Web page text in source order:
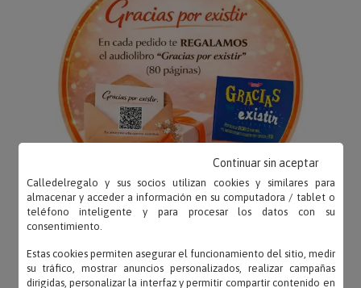
Calledelregalo y sus socios utilizan cookies y similares para
almacenar y acceder a información en su computadora / tablet o
teléfono inteligente y para procesar los datos con su
consentimiento.
Estas cookies permiten asegurar el funcionamiento del sitio, medir
su tráfico, mostrar anuncios personalizados, realizar campañas
dirigidas, personalizar la interfaz y permitir compartir contenido en
Continuar sin aceptar